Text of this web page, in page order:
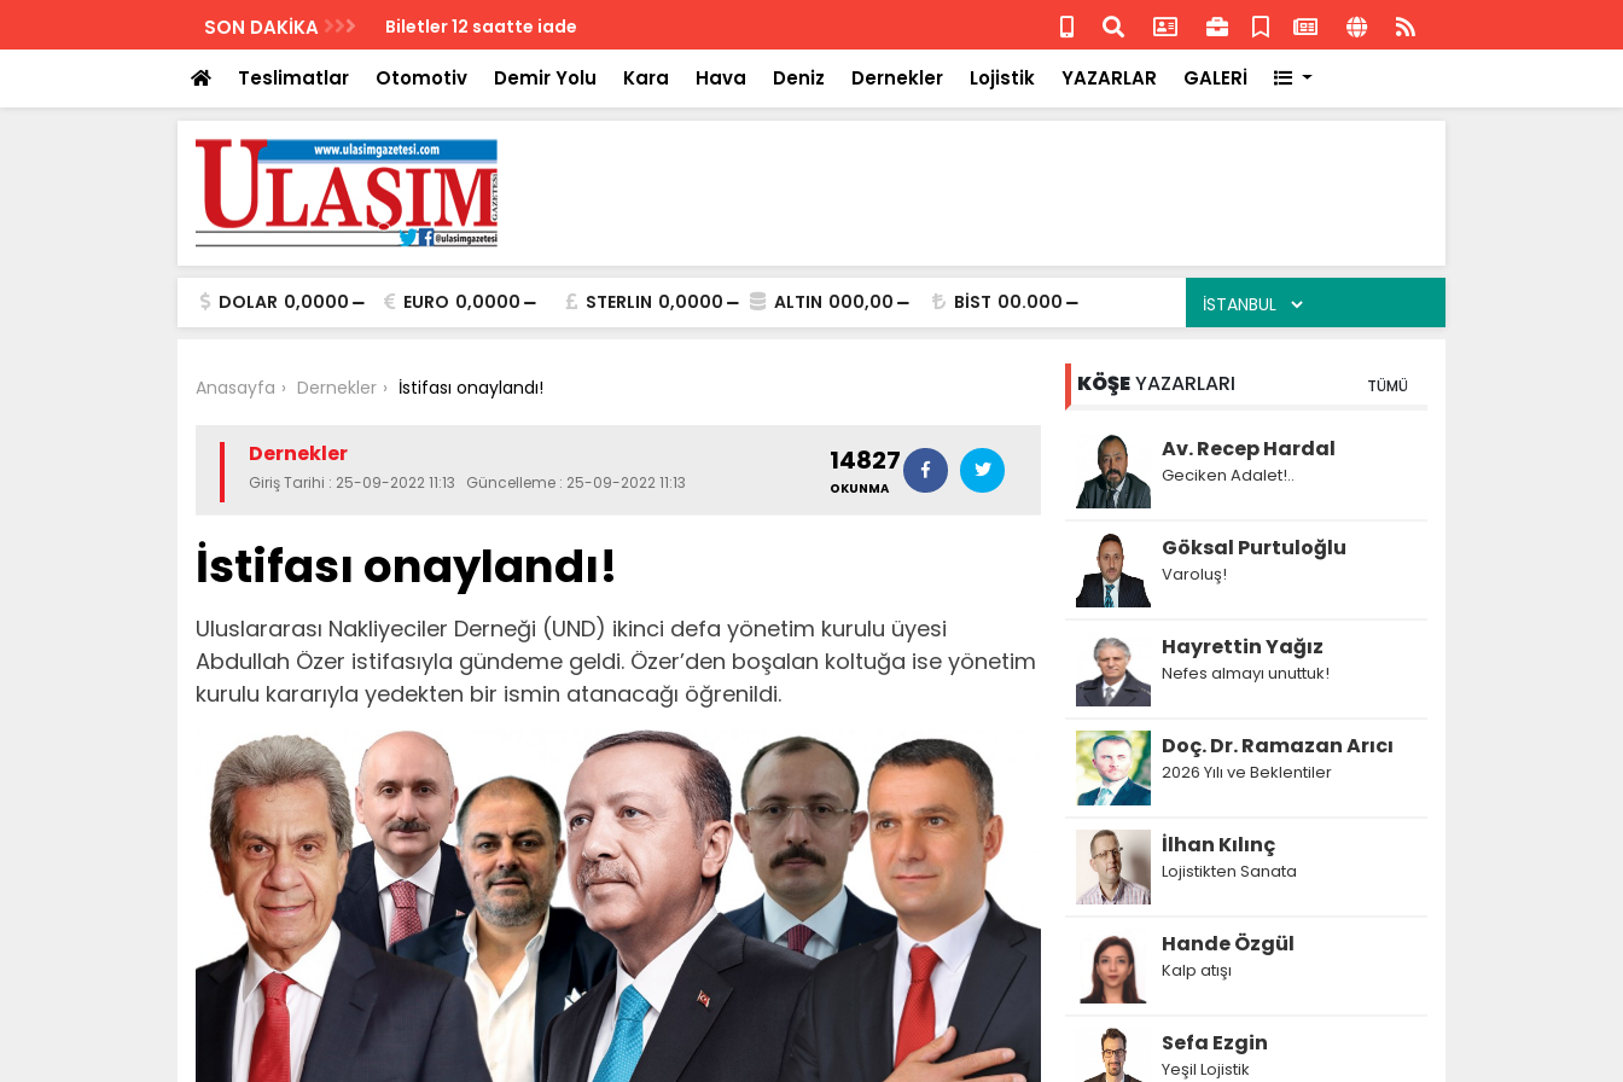
SON DAKİKA Biletler 12 saatte iade Isuzu'nun Fransa'daki başarısı
Teslimatlar Otomotiv Demir Yolu Kara Hava Deniz Dernekler Lojistik YAZARLAR GALERİ
DOLAR 0,0000 EURO 0,0000 STERLIN 0,0000 ALTIN 000,00 BİST 00.000
Anasayfa Dernekler İstifası onaylandı!
Dernekler
Giriş Tarihi : 25-09-2022 11:13 Güncelleme : 25-09-2022 11:13
14827
OKUNMA
İstifası onaylandı!
Uluslararası Nakliyeciler Derneği (UND) ikinci defa yönetim kurulu üyesi
Abdullah Özer istifasıyla gündeme geldi. Özer’den boşalan koltuğa ise yönetim
kurulu kararıyla yedekten bir ismin atanacağı öğrenildi.
KÖŞEYAZARLARI TÜMÜ
Av. Recep Hardal
Geciken Adalet!..
Göksal Purtuloğlu
Varoluş!
Hayrettin Yağız
Nefes almayı unuttuk!
Doç. Dr. Ramazan Arıcı
2026 Yılı ve Beklentiler
İlhan Kılınç
Lojistikten Sanata
Hande Özgül
Kalp atışı
Sefa Ezgin
Yeşil Lojistik